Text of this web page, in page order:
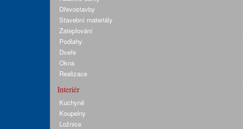
Dřevostavby
Stavební materiály
Zateplování
Podlahy
Dveře
Okna
Realizace
Interiér
Kuchyně
Koupelny
Ložnice